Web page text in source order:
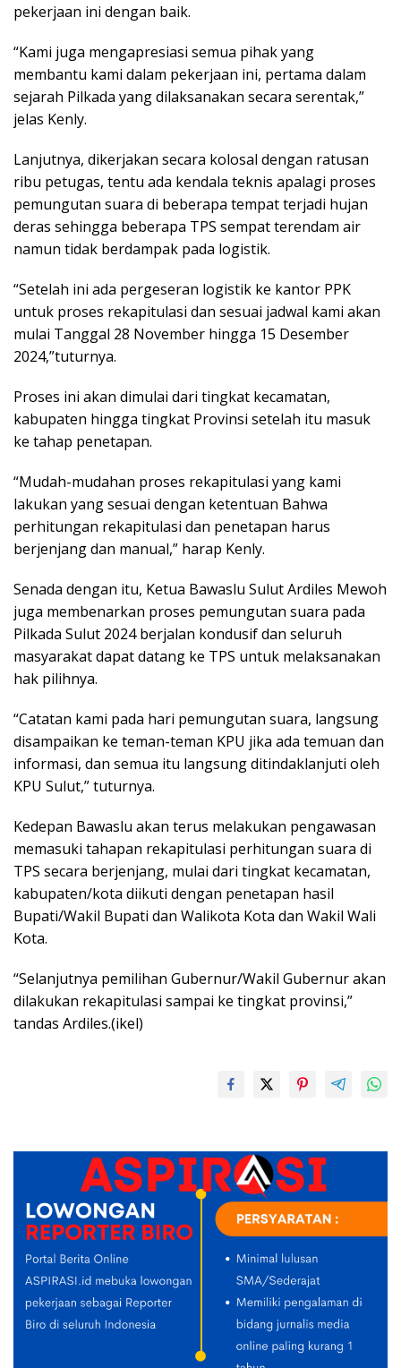
pekerjaan ini dengan baik.
“Kami juga mengapresiasi semua pihak yang
membantu kami dalam pekerjaan ini, pertama dalam
sejarah Pilkada yang dilaksanakan secara serentak,”
jelas Kenly.
Lanjutnya, dikerjakan secara kolosal dengan ratusan
ribu petugas, tentu ada kendala teknis apalagi proses
pemungutan suara di beberapa tempat terjadi hujan
deras sehingga beberapa TPS sempat terendam air
namun tidak berdampak pada logistik.
“Setelah ini ada pergeseran logistik ke kantor PPK
untuk proses rekapitulasi dan sesuai jadwal kami akan
mulai Tanggal 28 November hingga 15 Desember
2024,”tuturnya.
Proses ini akan dimulai dari tingkat kecamatan,
kabupaten hingga tingkat Provinsi setelah itu masuk
ke tahap penetapan.
“Mudah-mudahan proses rekapitulasi yang kami
lakukan yang sesuai dengan ketentuan Bahwa
perhitungan rekapitulasi dan penetapan harus
berjenjang dan manual,” harap Kenly.
Senada dengan itu, Ketua Bawaslu Sulut Ardiles Mewoh
juga membenarkan proses pemungutan suara pada
Pilkada Sulut 2024 berjalan kondusif dan seluruh
masyarakat dapat datang ke TPS untuk melaksanakan
hak pilihnya.
“Catatan kami pada hari pemungutan suara, langsung
disampaikan ke teman-teman KPU jika ada temuan dan
informasi, dan semua itu langsung ditindaklanjuti oleh
KPU Sulut,” tuturnya.
Kedepan Bawaslu akan terus melakukan pengawasan
memasuki tahapan rekapitulasi perhitungan suara di
TPS secara berjenjang, mulai dari tingkat kecamatan,
kabupaten/kota diikuti dengan penetapan hasil
Bupati/Wakil Bupati dan Walikota Kota dan Wakil Wali
Kota.
“Selanjutnya pemilihan Gubernur/Wakil Gubernur akan
dilakukan rekapitulasi sampai ke tingkat provinsi,”
tandas Ardiles.(ikel)